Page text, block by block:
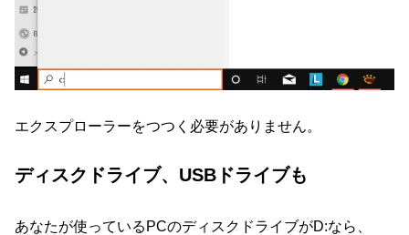
エクスプローラーをつつく必要がありません。
ディスクドライブ、USBドライブも
あなたが使っているPCのディスクドライブがD:なら、